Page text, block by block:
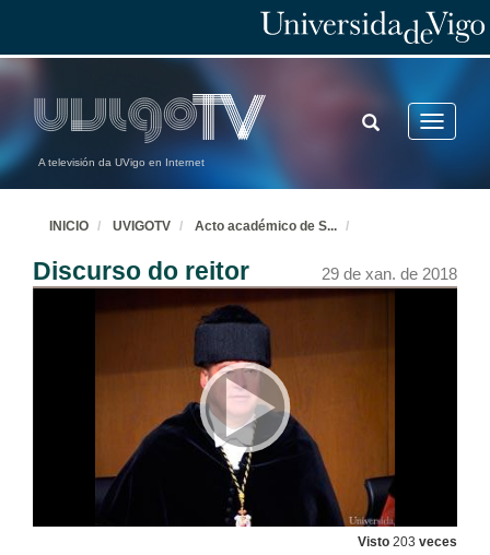
A televisión da UVigo en Internet
Toggle
TOGGLE
SEARCH
INICIO UVIGOTV Acto académico de S...
Discurso do reitor 29 de xan. de 2018
Visto 203 veces